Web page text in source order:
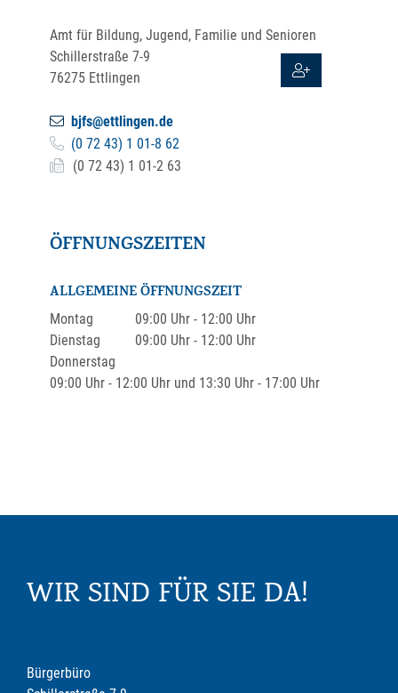
Amt für Bildung, Jugend, Familie und Senioren
Schillerstraße 7-9
76275 Ettlingen
bjfs@ettlingen.de
(0 72 43) 1 01-8 62
(0 72 43) 1 01-2 63
ÖFFNUNGSZEITEN
ALLGEMEINE ÖFFNUNGSZEIT
Montag 09:00 Uhr - 12:00 Uhr
Dienstag
09:00 Uhr - 12:00 Uhr
Donnerstag
09:00 Uhr - 12:00 Uhr und 13:30 Uhr - 17:00 Uhr
WIR SIND FÜR SIE DA!
Bürgerbüro